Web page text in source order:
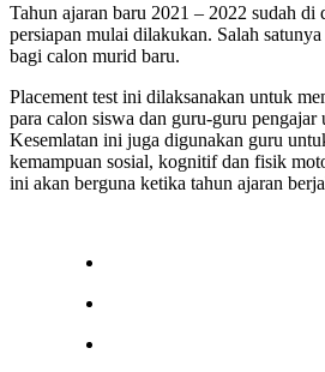
Tahun ajaran baru 2021 – 2022 sudah di
persiapan mulai dilakukan. Salah
bagi calon murid baru.
Placement test ini dilaksanakan untuk
para calon siswa dan guru-guru pengajar
Kesemlatan ini juga digunakan guru
kemampuan sosial, kognitif dan fisik
ini akan berguna ketika tahun ajaran